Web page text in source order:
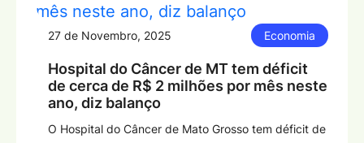
27 de Novembro, 2025 Economia
Hospital do Câncer de MT tem déficit
de cerca de R$ 2 milhões por mês neste
ano, diz balanço
O Hospital do Câncer de Mato Grosso tem déficit de